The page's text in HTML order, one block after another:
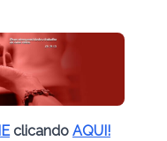
clicando AQUI!